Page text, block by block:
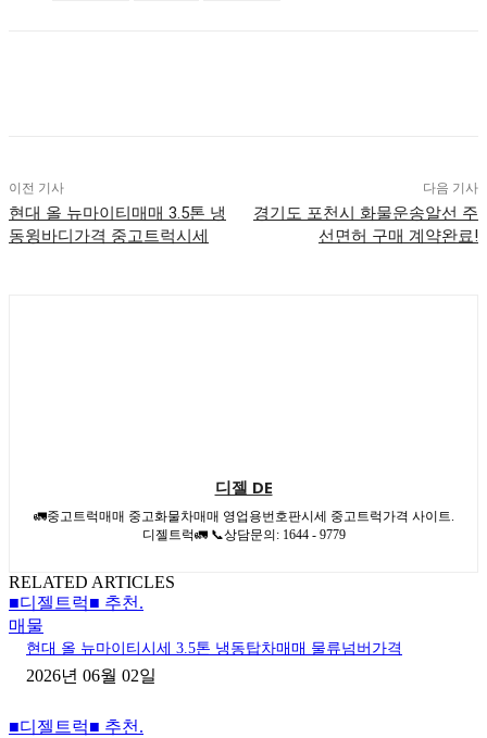
이전 기사
현대 올 뉴마이티매매 3.5톤 냉
동윙바디가격 중고트럭시세
다음 기사
경기도 포천시 화물운송알선 주
선면허 구매 계약완료!
디젤 DE
🚛중고트럭매매 중고화물차매매 영업용번호판시세 중고트럭가격 사이트.
디젤트럭🚛 📞상담문의: 1644 - 9779
RELATED ARTICLES
■디젤트럭■ 추천.
매물
현대 올 뉴마이티시세 3.5톤 냉동탑차매매 물류넘버가격
2026년 06월 02일
■디젤트럭■ 추천.